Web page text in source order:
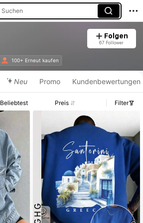
Suchen
Folgen
67 Follower
100+ Erneut kaufen
Verkaufs- und Lagerbestandsdetails.
Neu Promo Kundenbewertungen
Beliebtest Preis Filter